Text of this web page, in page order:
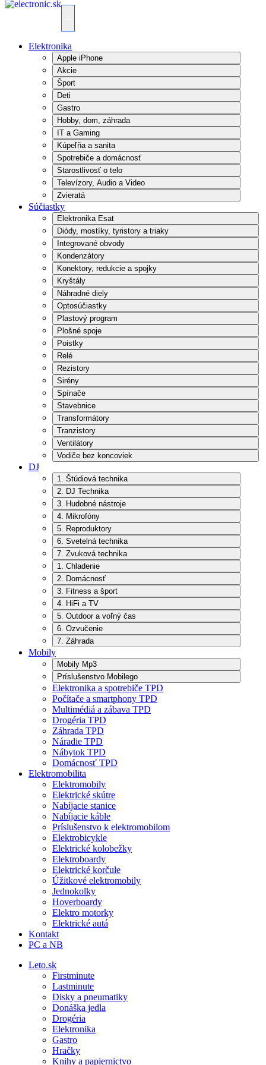
Elektronika
Apple iPhone
Akcie
Šport
Deti
Gastro
Hobby, dom, záhrada
IT a Gaming
Kúpeľňa a sanita
Spotrebiče a domácnosť
Starostlivosť o telo
Televízory, Audio a Video
Zvieratá
Súčiastky
Elektronika Esat
Diódy, mostíky, tyristory a triaky
Integrované obvody
Kondenzátory
Konektory, redukcie a spojky
Kryštály
Náhradné diely
Optosúčiastky
Plastový program
Plošné spoje
Poistky
Relé
Rezistory
Sirény
Spínače
Stavebnice
Transformátory
Tranzistory
Ventilátory
Vodiče bez koncoviek
DJ
1. Štúdiová technika
2. DJ Technika
3. Hudobné nástroje
4. Mikrofóny
5. Reproduktory
6. Svetelná technika
7. Zvuková technika
1. Chladenie
2. Domácnosť
3. Fitness a šport
4. HiFi a TV
5. Outdoor a voľný čas
6. Ozvučenie
7. Záhrada
Mobily
Mobily Mp3
Príslušenstvo Mobilego
Elektronika a spotrebiče TPD
Počítače a smartphony TPD
Multimédiá a zábava TPD
Drogéria TPD
Záhrada TPD
Náradie TPD
Nábytok TPD
Domácnosť TPD
Elektromobilita
Elektromobily
Elektrické skútre
Nabíjacie stanice
Nabíjacie káble
Príslušenstvo k elektromobilom
Elektrobicykle
Elektrické kolobežky
Elektroboardy
Elektrické korčule
Úžitkové elektromobily
Jednokolky
Hoverboardy
Elektro motorky
Elektrické autá
Kontakt
PC a NB
Leto.sk
Firstminute
Lastminute
Disky a pneumatiky
Donáška jedla
Drogéria
Elektronika
Gastro
Hračky
Knihy a papiernictvo